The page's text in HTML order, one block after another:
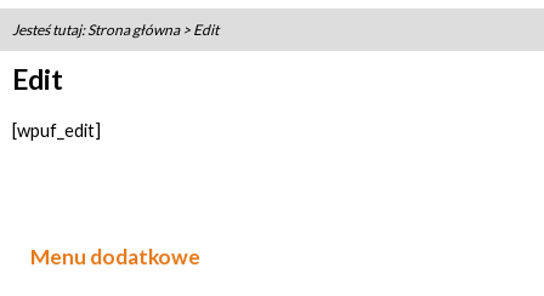
Jesteś tutaj:Strona główna> Edit
Menu dodatkowe
Edit
[wpuf_edit]